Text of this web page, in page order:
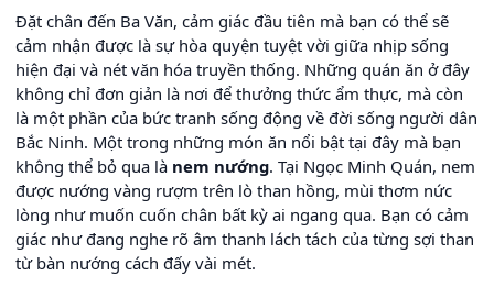
Đặt chân đến Ba Văn, cảm giác đầu tiên mà bạn có thể sẽ
cảm nhận được là sự hòa quyện tuyệt vời giữa nhịp sống
hiện đại và nét văn hóa truyền thống. Những quán ăn ở đây
không chỉ đơn giản là nơi để thưởng thức ẩm thực, mà còn
là một phần của bức tranh sống động về đời sống người dân
Bắc Ninh. Một trong những món ăn nổi bật tại đây mà bạn
không thể bỏ qua là nem nướng. Tại Ngọc Minh Quán, nem
được nướng vàng rượm trên lò than hồng, mùi thơm nức
lòng như muốn cuốn chân bất kỳ ai ngang qua. Bạn có cảm
giác như đang nghe rõ âm thanh lách tách của từng sợi than
từ bàn nướng cách đấy vài mét.